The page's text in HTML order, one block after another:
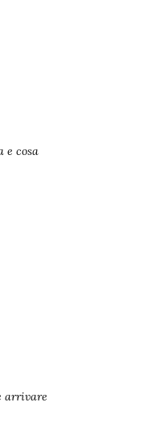
e cosa
arrivare